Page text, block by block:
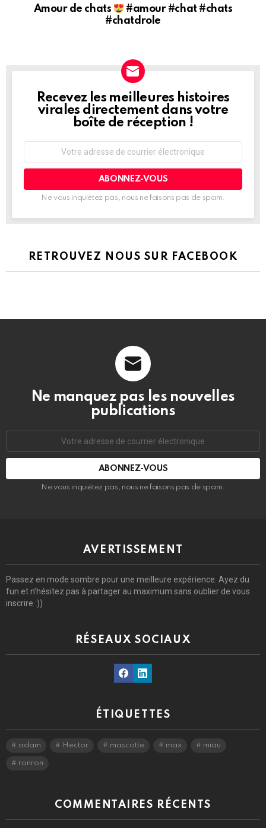
Amour de chats
#amour #chat #chats
#chatdrole
NEWSLETTER
Recevez les meilleures histoires
virales directement dans votre
boîte de réception !
courrier
Ne vous inquiétez pas, nous ne faisons pas de spam.
RETROUVEZ NOUS SUR FACEBOOK
Ne manquez pas les nouvelles
publications
courrier
Ne vous inquiétez pas, nous ne faisons pas de spam.
AVERTISSEMENT
Passez en mode sombre pour une meilleure expérience. Ayez du
fun et n’hésitez pas à partager au maximum sans oublier de vous
inscrire :))
RÉSEAUX SOCIAUX
FacebookLinkedin
ÉTIQUETTES
adam Hector mascotte max miau
ronron
COMMENTAIRES RÉCENTS